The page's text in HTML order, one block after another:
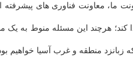
ما، معاونت فناوری های
هرچند این مسئله منوط به یک
منطقه و غرب آسیا خواهیم